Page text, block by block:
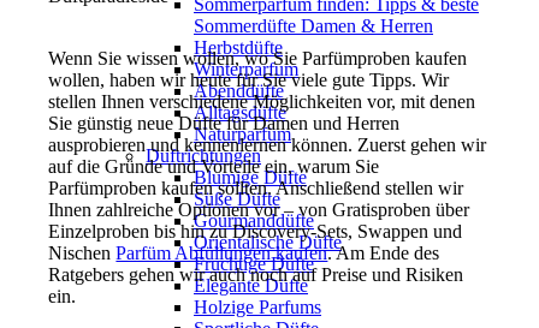
Sommerparfum finden: Tipps & beste
Sommerdüfte Damen & Herren
Herbstdüfte
Winterparfum
Abenddüfte
Alltagsdüfte
Naturparfüm
Duftrichtungen
Blumige Düfte
Süße Düfte
Gourmanddüfte
Orientalische Düfte
Fruchtige Düfte
Elegante Düfte
Holzige Parfums
Wenn Sie wissen wollen, wo Sie Parfümproben kaufen
wollen, haben wir heute für Sie viele gute Tipps. Wir
stellen Ihnen verschiedene Möglichkeiten vor, mit denen
Sie günstig neue Düfte für Damen und Herren
ausprobieren und kennenlernen können. Zuerst gehen wir
auf die Gründe und Vorteile ein, warum Sie
Parfümproben kaufen sollten. Anschließend stellen wir
Ihnen zahlreiche Optionen vor – von Gratisproben über
Einzelproben bis hin zu Discovery-Sets, Swappen und
NischenParfüm Abfüllungen kaufen. Am Ende des
Ratgebers gehen wir auch noch auf Preise und Risiken
ein.